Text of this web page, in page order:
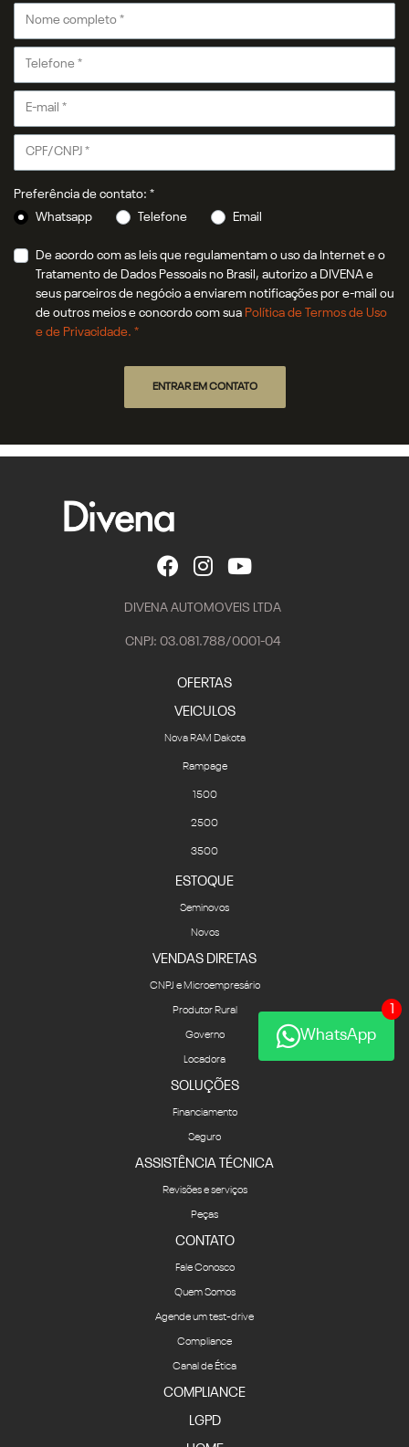
Preferência de contato: *
Whatsapp
Telefone Email
De acordo com as leis que regulamentam o uso da Internet e o
Tratamento de Dados Pessoais no Brasil, autorizo a DIVENA e
seus parceiros de negócio a enviarem notificações por e-mail ou
de outros meios e concordo com sua Política de Termos de Uso
e de Privacidade. *
ENTRAR EM CONTATO
DIVENA AUTOMOVEIS LTDA
CNPJ: 03.081.788/0001-04
OFERTAS
VEICULOS
Nova RAM Dakota
Rampage
1500
2500
3500
ESTOQUE
Seminovos
Novos
VENDAS DIRETAS
CNPJ e Microempresário
Produtor Rural
Governo
Locadora
SOLUÇÕES
Financiamento
Seguro
ASSISTÊNCIA TÉCNICA
Revisões e serviços
Peças
CONTATO
Fale Conosco
Quem Somos
Agende um test-drive
Compliance
Canal de Ética
COMPLIANCE
LGPD
WhatsApp